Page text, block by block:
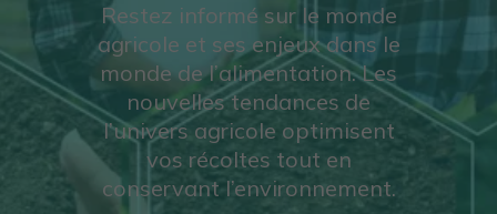
Restez informé sur le monde
agricole et ses enjeux dans le
monde de l’alimentation. Les
nouvelles tendances de
l’univers agricole optimisent
vos récoltes tout en
conservant l’environnement.